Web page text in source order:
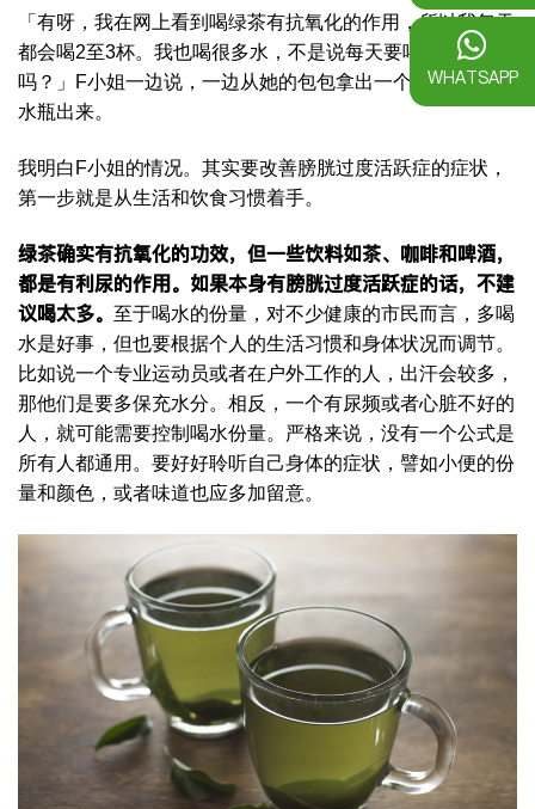
「有呀，我在网上看到喝绿茶有抗氧化的作用，所以我每天
都会喝2至3杯。我也喝很多水，不是说每天要喝8杯水
吗？」F小姐一边说，一边从她的包包拿出一个一公升的大
水瓶出来。
我明白F小姐的情况。其实要改善膀胱过度活跃症的症状，
第一步就是从生活和饮食习惯着手。
绿茶确实有抗氧化的功效，但一些饮料如茶、咖啡和啤酒，
都是有利尿的作用。如果本身有膀胱过度活跃症的话，不建
议喝太多。 至于喝水的份量，对不少健康的市民而言，多喝
水是好事，但也要根据个人的生活习惯和身体状况而调节。
比如说一个专业运动员或者在户外工作的人，出汗会较多，
那他们是要多保充水分。相反，一个有尿频或者心脏不好的
人，就可能需要控制喝水份量。严格来说，没有一个公式是
所有人都通用。要好好聆听自己身体的症状，譬如小便的份
量和颜色，或者味道也应多加留意。
WHATSAPP